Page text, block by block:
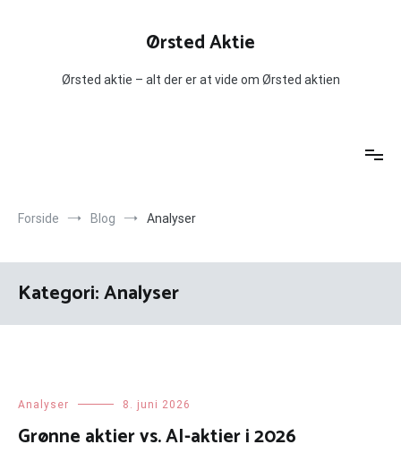
Ørsted Aktie
Ørsted aktie – alt der er at vide om Ørsted aktien
Forside Blog Analyser
Kategori:Analyser
Analyser 8. juni 2026
Grønne aktier vs. AI-aktier i 2026